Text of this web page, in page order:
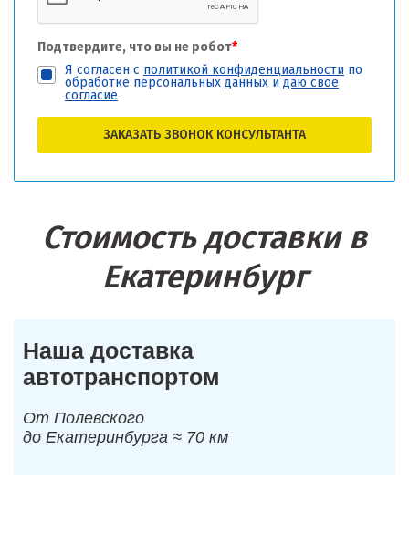
Подтвердите, что вы не робот*
Я согласен с политикой конфиденциальности по
обработке персональных данных и даю свое
согласие
ЗАКАЗАТЬ ЗВОНОК КОНСУЛЬТАНТА
Стоимость доставки в
Екатеринбург
Наша доставка
автотранспортом
От Полевского
до Екатеринбурга ≈ 70 км